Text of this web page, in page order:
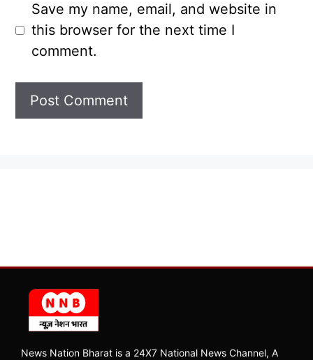
Save my name, email, and website in
this browser for the next time I
comment.
News Nation Bharat is a 24X7 National News Channel, A